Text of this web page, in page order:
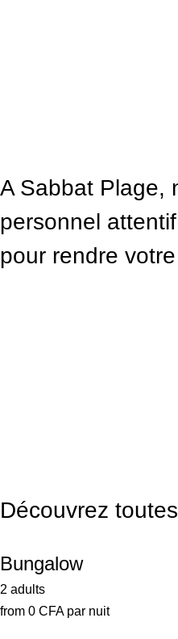
A Sabbat Plage,
personnel
pour rendre
Découvrez
Bungalow
2 adults
from 0 CFA par nuit